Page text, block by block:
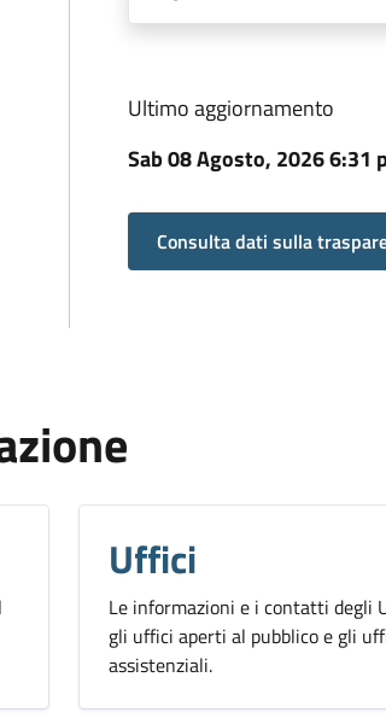
Ultimo aggiornamento
Sab 08 Agosto, 2026 6:31
Consulta dati sulla
Uffici
Le informazioni e i contatti degli
gli uffici aperti al pubblico e gli
assistenziali.